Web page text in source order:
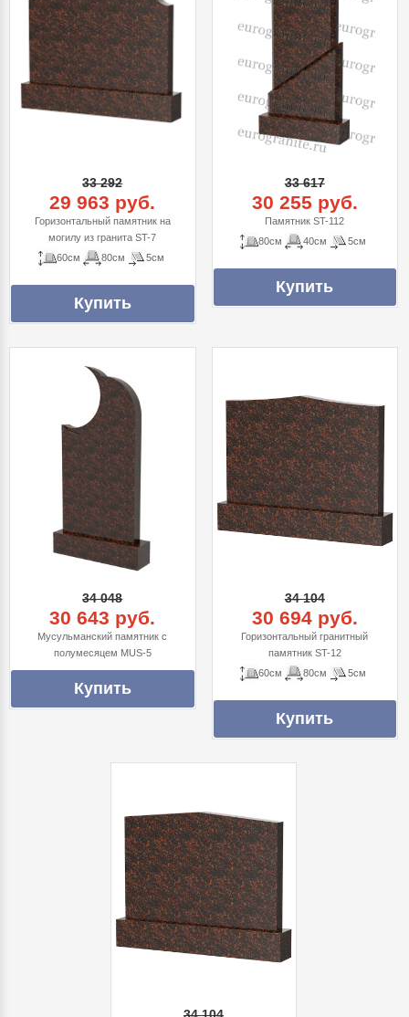
33 292
29 963 руб.
Горизонтальный памятник на
могилу из гранита ST-7
60см
80см 5см
33 617
30 255 руб.
Памятник ST-112
80см
40см 5см
34 048
30 643 руб.
Мусульманский памятник с
полумесяцем MUS-5
34 104
30 694 руб.
Горизонтальный гранитный
памятник ST-12
60см
80см 5см
34 104